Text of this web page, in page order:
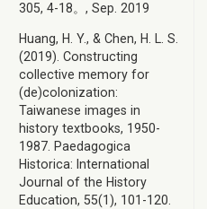
305, 4-18。, Sep. 2019
Huang, H. Y., & Chen, H. L. S.
(2019). Constructing
collective memory for
(de)colonization:
Taiwanese images in
history textbooks, 1950-
1987. Paedagogica
Historica: International
Journal of the History
Education, 55(1), 101-120.